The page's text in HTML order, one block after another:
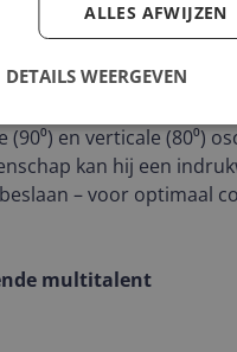
Globe is een ware
Maar hij is niet
tafelventilator heeft een
van 7 meter, mede
(90⁰) en verticale (80⁰)
kan hij een
– voor optimaal
multitalent
ALLES AFWIJZEN
DETAILS WEERGEVEN